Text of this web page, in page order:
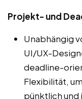
Projekt- und
Unabhängig
UI/UX-
deadline-
Flexibilität,
pünktlich und